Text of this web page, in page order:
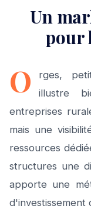
Un
pour
O
rges,
illustre
entreprises
mais une
ressources
structures une
apporte une
d'investissement